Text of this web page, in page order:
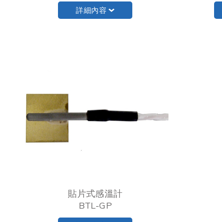
詳細內容
貼片式感溫計
BTL-GP